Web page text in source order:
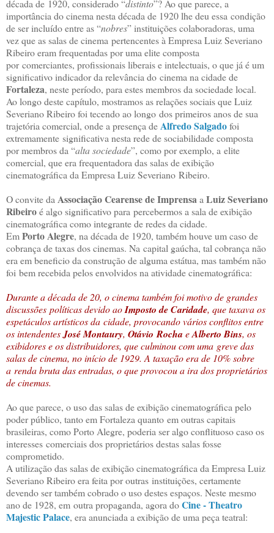
década de 1920, considerado “distinto”? Ao que parece, a
importância do cinema nesta década de 1920 lhe deu essa condição
de ser incluído entre as “nobres” instituições colaboradoras, uma
vez que as salas de cinema pertencentes à Empresa Luiz Severiano
Ribeiro eram frequentadas por uma elite composta
por comerciantes, profissionais liberais e intelectuais, o que já é um
significativo indicador da relevância do cinema na cidade de
Fortaleza, neste período, para estes membros da sociedade local.
Ao longo deste capítulo, mostramos as relações sociais que Luiz
Severiano Ribeiro foi tecendo ao longo dos primeiros anos de sua
trajetória comercial, onde a presença de Alfredo Salgadofoi
extremamente significativa nesta rede de sociabilidade composta
por membros da “alta sociedade”, como por exemplo, a elite
comercial, que era frequentadora das salas de exibição
cinematográfica da Empresa Luiz Severiano Ribeiro.
O convite da Associação Cearense de Imprensa a Luiz Severiano
Ribeiroé algo significativo para percebermos a sala de exibição
cinematográfica como integrante de redes da cidade.
EmPorto Alegre, na década de 1920, também houve um caso de
cobrança de taxas dos cinemas. Na capital gaúcha, tal cobrança não
era em beneficio da construção de alguma estátua, mas também não
foi bem recebida pelos envolvidos na atividade cinematográfica:
Durante a década de 20, o cinema também foi motivo de grandes
discussões políticas devido aoImposto de Caridade, que taxava os
espetáculos artísticos da cidade, provocando vários conflitos entre
os intendentesJosé Montaury, Otávio Rocha eAlberto Bins, os
exibidores e os distribuidores, que culminou com uma greve das
salas de cinema, no início de 1929. A taxação era de 10% sobre
a renda bruta das entradas, o que provocou a ira dos proprietários
de cinemas.
Ao que parece, o uso das salas de exibição cinematográfica pelo
poder público, tanto em Fortaleza quanto em outras capitais
brasileiras, como Porto Alegre, poderia ser algo conflituoso caso os
interesses comerciais dos proprietários destas salas fosse
comprometido.
A utilização das salas de exibição cinematográfica da Empresa Luiz
Severiano Ribeiro era feita por outras instituições, certamente
devendo ser também cobrado o uso destes espaços. Neste mesmo
ano de 1928, em outra propaganda, agora doCine - Theatro
Majestic Palace, era anunciada a exibição de uma peça teatral: